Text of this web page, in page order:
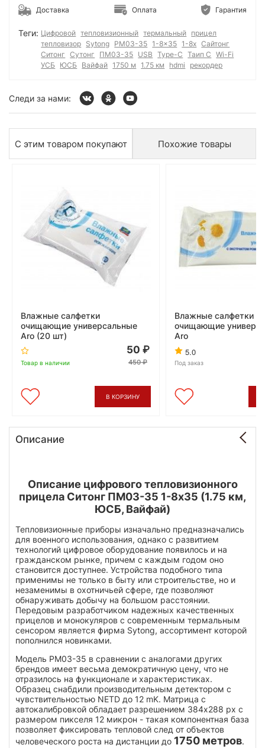
Доставка Оплата Гарантия
Теги: Цифровой тепловизионный термальный прицел
тепловизор Sytong PM03-35 1-8x35 1-8x Сайтонг
Ситонг
Сутонг ПМ03-35 USB Type-C Таип С
Wi-Fi
УСБ ЮСБ Вайфай 1750 м 1.75 км hdmi рекордер
Следи за нами:
С этим товаром покупают Похожие товары
Влажные салфетки
очищающие универсальные
Aro (20 шт)
Товар в наличии
50
450
В КОРЗИНУ
Влажные салфетки
очищающие
Aro
5.0
Под заказ
Описание
Описание цифрового тепловизионного
прицела Ситонг ПМ03-35 1-8х35 (1.75 км,
ЮСБ, Вайфай)
Тепловизионные приборы изначально предназначались
для военного использования, однако с развитием
технологий цифровое оборудование появилось и на
гражданском рынке, причем с каждым годом оно
становится доступнее. Устройства подобного типа
применимы не только в быту или строительстве, но и
незаменимы в охотничьей сфере, где позволяют
обнаруживать добычу на большом расстоянии.
Передовым разработчиком надежных качественных
прицелов и монокуляров с современным термальным
сенсором является фирма Sytong, ассортимент которой
пополнился новинками.
Модель PM03-35 в сравнении с аналогами других
брендов имеет весьма демократичную цену, что не
отразилось на функционале и характеристиках.
Образец снабдили производительным детектором с
чувствительностью NETD до 12 mK. Матрица с
автокалибровкой обладает разрешением 384x288 px с
размером пикселя 12 микрон - такая компонентная база
позволяет фиксировать тепловой след от объектов
человеческого роста на дистанции до 1750 метров.